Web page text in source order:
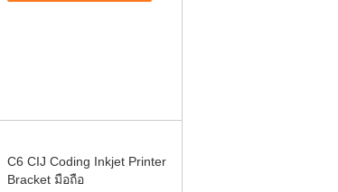
C6 CIJ Coding Inkjet Printer
Bracket มือถือ